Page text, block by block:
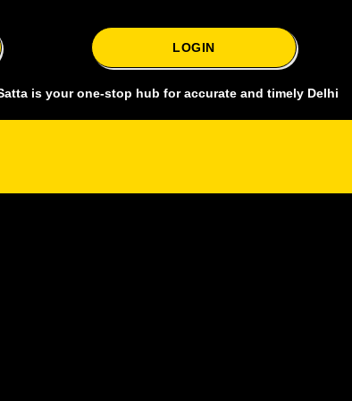
LOGIN
one-stop hub for accurate and timely Delhi bazar